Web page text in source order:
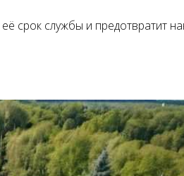
срок службы и предотвратит